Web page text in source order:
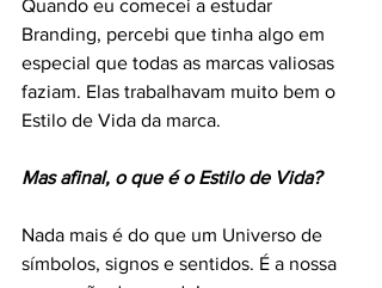
Quando eu comecei a estudar
Branding, percebi que tinha algo em
especial que todas as marcas valiosas
faziam. Elas trabalhavam muito bem o
Estilo de Vida da marca.
Mas afinal, o que é o Estilo de Vida?
Nada mais é do que um Universo de
símbolos, signos e sentidos. É a nossa